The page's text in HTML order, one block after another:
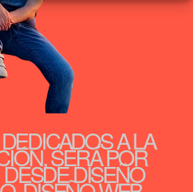
A LA
SERÁ POR
DISEÑO